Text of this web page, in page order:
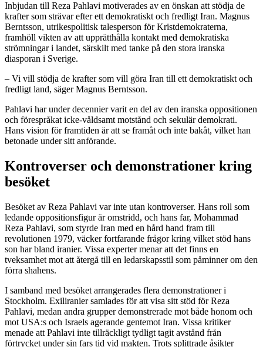
Inbjudan till Reza Pahlavi motiverades av en önskan att stödja de
krafter som strävar efter ett demokratiskt och fredligt Iran. Magnus
Berntsson, utrikespolitisk talesperson för Kristdemokraterna,
framhöll vikten av att upprätthålla kontakt med demokratiska
strömningar i landet, särskilt med tanke på den stora iranska
diasporan i Sverige.
– Vi vill stödja de krafter som vill göra Iran till ett demokratiskt och
fredligt land, säger Magnus Berntsson.
Pahlavi har under decennier varit en del av den iranska oppositionen
och förespråkat icke-våldsamt motstånd och sekulär demokrati.
Hans vision för framtiden är att se framåt och inte bakåt, vilket han
betonade under sitt anförande.
Kontroverser och demonstrationer kring
besöket
Besöket av Reza Pahlavi var inte utan kontroverser. Hans roll som
ledande oppositionsfigur är omstridd, och hans far, Mohammad
Reza Pahlavi, som styrde Iran med en hård hand fram till
revolutionen 1979, väcker fortfarande frågor kring vilket stöd hans
son har bland iranier. Vissa experter menar att det finns en
tveksamhet mot att återgå till en ledarskapsstil som påminner om den
förra shahens.
I samband med besöket arrangerades flera demonstrationer i
Stockholm. Exiliranier samlades för att visa sitt stöd för Reza
Pahlavi, medan andra grupper demonstrerade mot både honom och
mot USA:s och Israels agerande gentemot Iran. Vissa kritiker
menade att Pahlavi inte tillräckligt tydligt tagit avstånd från
förtrycket under sin fars tid vid makten. Trots splittrade åsikter